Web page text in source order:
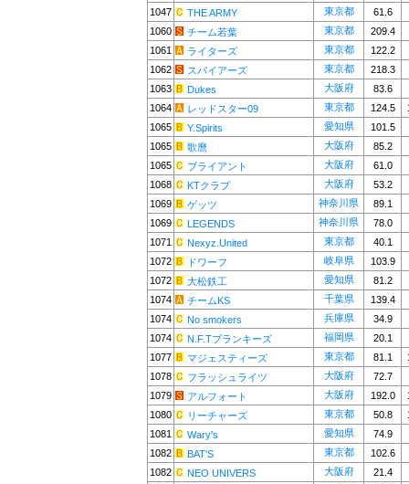
1047
THE ARMY 東京都
61.6
1060
チーム若葉 東京都
209.4
1061
ライターズ 東京都
122.2
1062
スパイアーズ 東京都
218.3
1063
Dukes 大阪府
83.6
1064
レッドスター09 東京都 124.5
1065
Y.Spirits 愛知県
101.5
1065
歌麿 大阪府
85.2
1065
ブライアント 大阪府
61.0
1068
KTクラブ 大阪府 53.2
1069
ゲッツ 神奈川県
89.1
1069
LEGENDS 神奈川県
78.0
1071
Nexyz.United 東京都
40.1
1072
ドワーフ 岐阜県
103.9
1072
大松鉄工 愛知県
81.2
1074
チームKS 千葉県
139.4
1074
No smokers 兵庫県
34.9
1074
N.F.Tブランキーズ 福岡県
20.1
1077
マジェスティーズ 東京都 81.1
1078
フラッシュライツ 大阪府
72.7
1079
アルフォート 大阪府 192.0
1080
リーチャーズ 東京都 50.8
1081
Wary's 愛知県
74.9
1082
BAT'S 東京都
102.6
1082
NEO UNIVERS 大阪府
21.4